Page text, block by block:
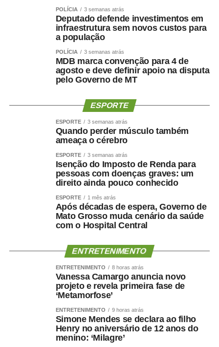
POLÍCIA 3 semanas atrás
Deputado defende investimentos em
infraestrutura sem novos custos para
a população
POLÍCIA 3 semanas atrás
MDB marca convenção para 4 de
agosto e deve definir apoio na disputa
pelo Governo de MT
ESPORTE
ESPORTE 3 semanas atrás
Quando perder músculo também
ameaça o cérebro
ESPORTE 3 semanas atrás
Isenção do Imposto de Renda para
pessoas com doenças graves: um
direito ainda pouco conhecido
ESPORTE 1 mês atrás
Após décadas de espera, Governo de
Mato Grosso muda cenário da saúde
com o Hospital Central
ENTRETENIMENTO
ENTRETENIMENTO 8 horas atrás
Vanessa Camargo anuncia novo
projeto e revela primeira fase de
‘Metamorfose’
ENTRETENIMENTO 9 horas atrás
Simone Mendes se declara ao filho
Henry no aniversário de 12 anos do
menino: ‘Milagre’